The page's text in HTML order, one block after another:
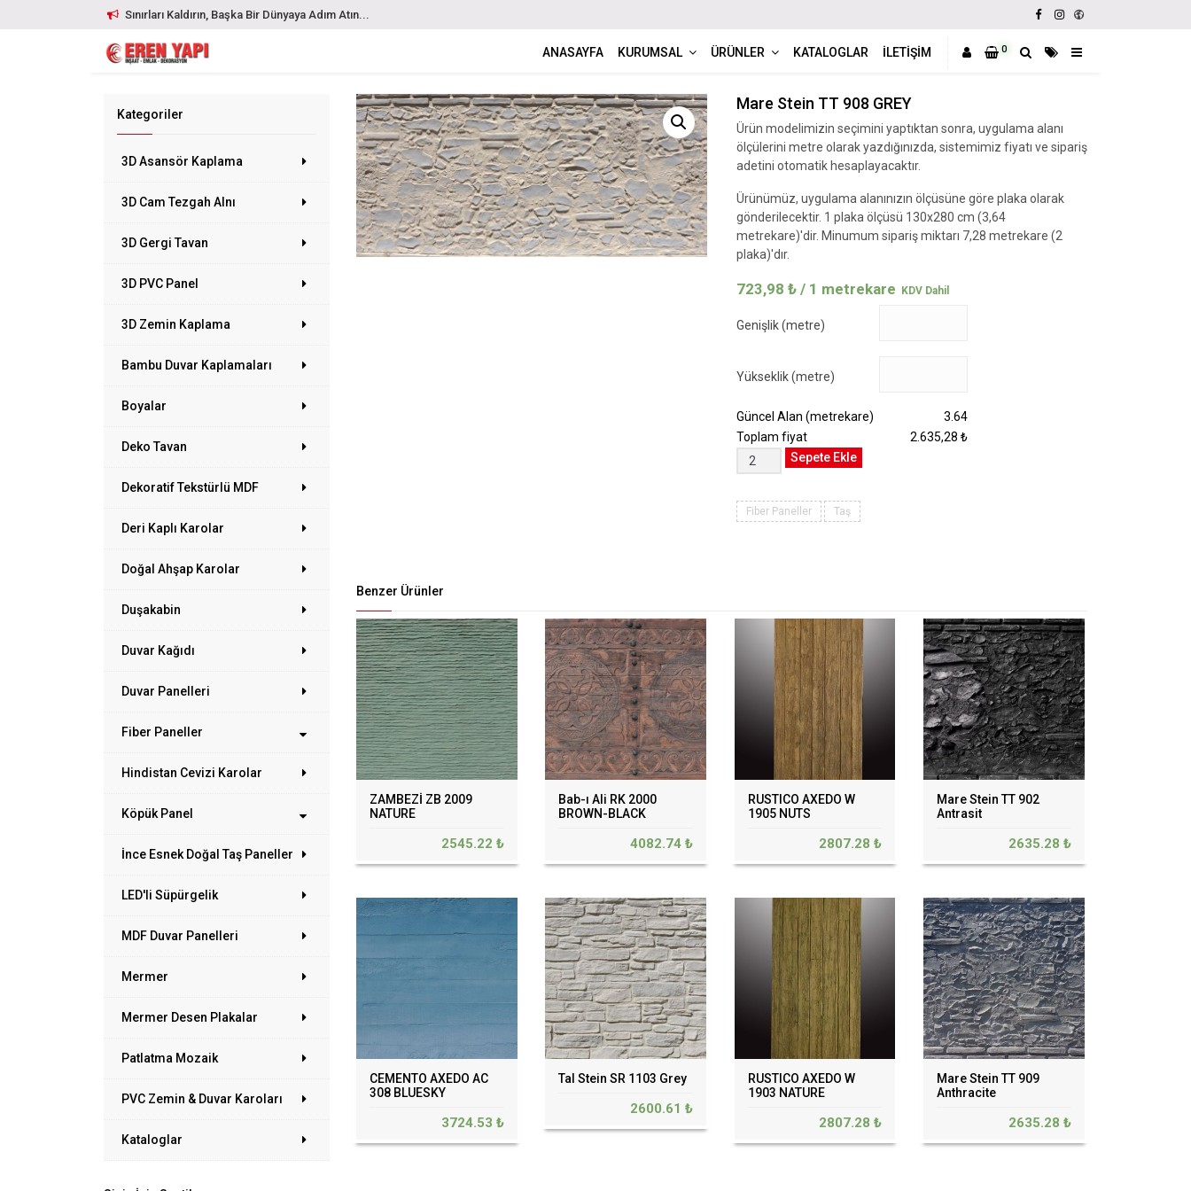
Sınırları Kaldırın, Başka Bir Dünyaya Adım Atın...
ANASAYFA KURUMSAL ÜRÜNLER KATALOGLAR İLETIŞIM 0
Kategoriler
3D Asansör Kaplama
3D Cam Tezgah Alnı
3D Gergi Tavan
3D PVC Panel
3D Zemin Kaplama
Bambu Duvar Kaplamaları
Boyalar
Deko Tavan
Dekoratif Tekstürlü MDF
Deri Kaplı Karolar
Doğal Ahşap Karolar
Duşakabin
Duvar Kağıdı
Duvar Panelleri
Fiber Paneller
Hindistan Cevizi Karolar
Köpük Panel
İnce Esnek Doğal Taş Paneller
LED'li Süpürgelik
MDF Duvar Panelleri
Mermer
Mermer Desen Plakalar
Patlatma Mozaik
PVC Zemin & Duvar Karoları
Kataloglar
Mare Stein TT 908 GREY
Ürün modelimizin seçimini yaptıktan sonra, uygulama alanı
ölçülerini metre olarak yazdığınızda, sistemimiz fiyatı ve sipariş
adetini otomatik hesaplayacaktır.
Ürünümüz, uygulama alanınızın ölçüsüne göre plaka olarak
gönderilecektir. 1 plaka ölçüsü 130x280 cm (3,64
metrekare)'dir. Minumum sipariş miktarı 7,28 metrekare (2
plaka)'dır.
723,98 ₺ / 1 metrekare
Genişlik (metre)
Yükseklik (metre)
Güncel Alan (metrekare)
3.64
Toplam fiyat
2.635,28 ₺
Mare
Stein
908
Sepete Ekle
Fiber Paneller Taş
Benzer Ürünler
ZAMBEZİ ZB 2009
NATURE
2545.22 ₺
Bab-ı Ali RK 2000
BROWN-BLACK
4082.74 ₺
RUSTICO AXEDO W
1905 NUTS
2807.28 ₺
Mare Stein TT 902
Antrasit
2635.28 ₺
CEMENTO AXEDO AC
308 BLUESKY
3724.53 ₺
Tal Stein SR 1103 Grey
2600.61 ₺
RUSTICO AXEDO W
1903 NATURE
2807.28 ₺
Mare Stein TT 909
Anthracite
2635.28 ₺